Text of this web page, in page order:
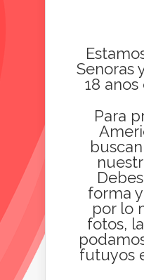
Senoras
18
Para
forma
por lo
fotos,
futuyos